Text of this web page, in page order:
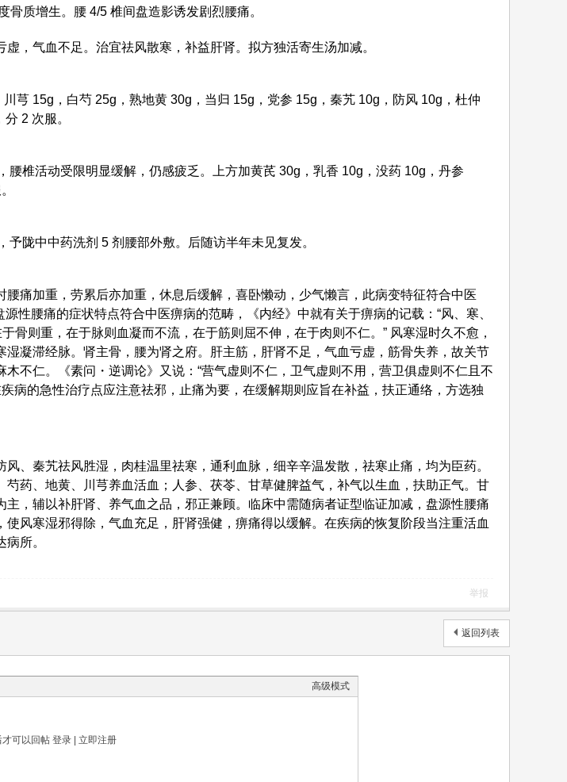
质增生。腰 4/5 椎间盘造影诱发剧烈腰痛。
，气血不足。治宜祛风散寒，补益肝肾。拟方独活寄生汤加减。
芎 15g，白芍 25g，熟地黄 30g，当归 15g，党参 15g，秦艽 10g，防风 10g，杜仲
2 次服。
腰椎活动受限明显缓解，仍感疲乏。上方加黄芪 30g，乳香 10g，没药 10g，丹参
陇中中药洗剂 5 剂腰部外敷。后随访半年未见复发。
痛加重，劳累后亦加重，休息后缓解，喜卧懒动，少气懒言，此病变特征符合中医
性腰痛的症状特点符合中医痹病的范畴，《内经》中就有关于痹病的记载：“风、寒、
骨则重，在于脉则血凝而不流，在于筋则屈不伸，在于肉则不仁。” 风寒湿时久不愈，
凝滞经脉。肾主骨，腰为肾之府。肝主筋，肝肾不足，气血亏虚，筋骨失养，故关节
不仁。《素问・逆调论》又说：“营气虚则不仁，卫气虚则不用，营卫俱虚则不仁且不
病的急性治疗点应注意祛邪，止痛为要，在缓解期则应旨在补益，扶正通络，方选独
、秦艽祛风胜湿，肉桂温里祛寒，通利血脉，细辛辛温发散，祛寒止痛，均为臣药。
药、地黄、川芎养血活血；人参、茯苓、甘草健脾益气，补气以生血，扶助正气。甘
，辅以补肝肾、养气血之品，邪正兼顾。临床中需随病者证型临证加减，盘源性腰痛
风寒湿邪得除，气血充足，肝肾强健，痹痛得以缓解。在疾病的恢复阶段当注重活血
所。
举报
返回列表
高级模式
可以回帖 登录| 立即注册